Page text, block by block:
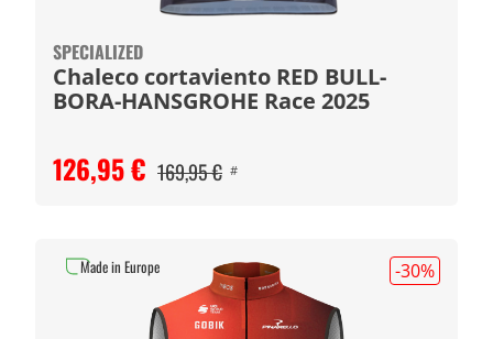
SPECIALIZED
Chaleco cortaviento RED BULL-
BORA-HANSGROHE Race 2025
126,95 € 169,95 € #
-30%
Made in Europe